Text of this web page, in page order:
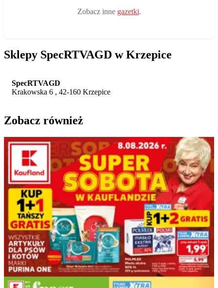
Zobacz inne gazetki.
Sklepy SpecRTVAGD w Krzepice
SpecRTVAGD
Krakowska 6 , 42-160 Krzepice
Zobacz również